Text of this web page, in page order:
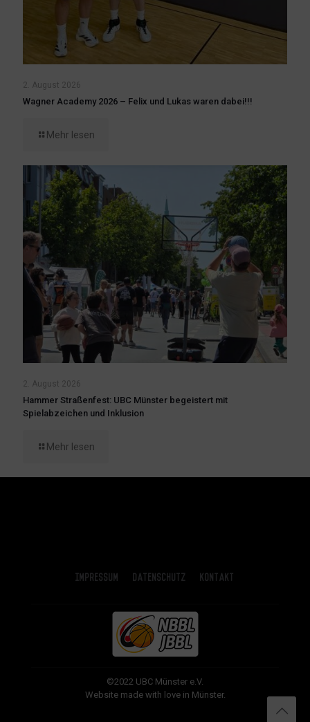
2. August 2026
Wagner Academy 2026 – Felix und Lukas waren dabei!!!
Mehr lesen
2. August 2026
Hammer Straßenfest: UBC Münster begeistert mit
Spielabzeichen und Inklusion
Mehr lesen
Impressum Datenschutz Kontakt
©2022 UBC Münster e.V.
Website made with love in Münster.